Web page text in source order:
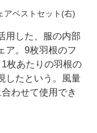
アベストセット(右)
用した、服の内部
ア。9枚羽根のフ
枚あたりの羽根の
したという。風量
わせて使用でき